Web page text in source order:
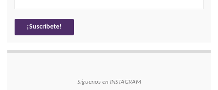
Síguenos en INSTAGRAM